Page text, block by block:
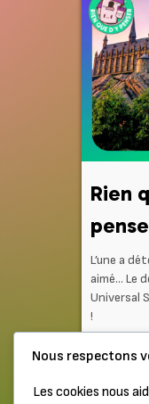
Rien
L’une a
aimé… Le
Universal
!
Nous respectons
Les cookies nous